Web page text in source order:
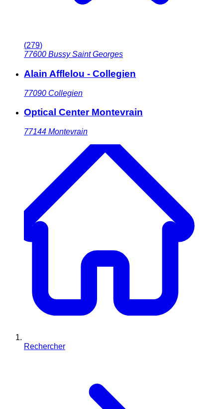
(279)
77600 Bussy Saint Georges
Alain Afflelou - Collegien
77090 Collegien
Optical Center Montevrain
77144 Montevrain
Rechercher